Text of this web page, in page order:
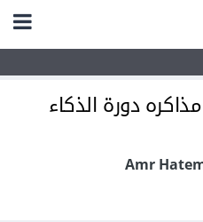
دورة الذكاء